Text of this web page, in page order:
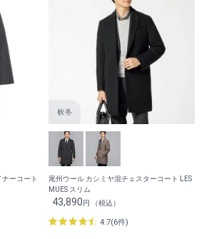
ーコート
尾州ウール カシミヤ混チェスターコート LES
MUES スリム
43,890円 （税込）
4.7(6件)